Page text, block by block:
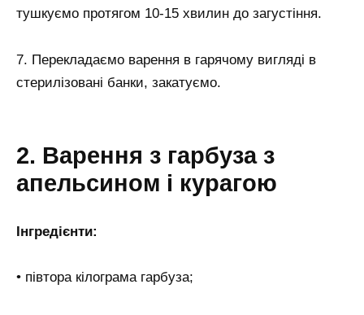
тушкуємо протягом 10-15 хвилин до загустіння.
7. Перекладаємо варення в гарячому вигляді в
стерилізовані банки, закатуємо.
2. Варення з гарбуза з
апельсином і курагою
Інгредієнти:
• півтора кілограма гарбуза;